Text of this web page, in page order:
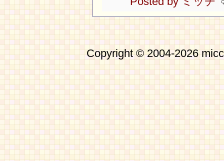
Copyright © 2004-2026